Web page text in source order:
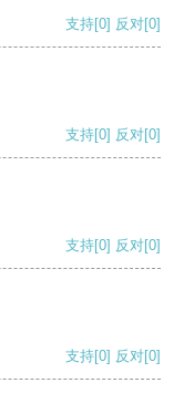
支持[0] 反对[0]
支持[0] 反对[0]
支持[0] 反对[0]
支持[0] 反对[0]